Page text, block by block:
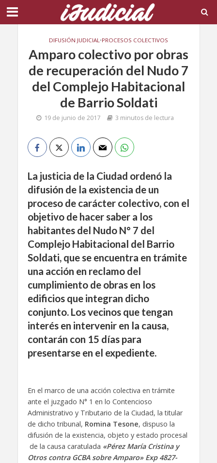
DIFUSIÓN JUDICIAL•PROCESOS COLECTIVOS
Amparo colectivo por obras
de recuperación del Nudo 7
del Complejo Habitacional
de Barrio Soldati
19 de junio de 2017 3 minutos de lectura
La justicia de la Ciudad ordenó la
difusión de la existencia de un
proceso de carácter colectivo, con el
objetivo de hacer saber a los
habitantes del Nudo N° 7 del
Complejo Habitacional del Barrio
Soldati, que se encuentra en trámite
una acción en reclamo del
cumplimiento de obras en los
edificios que integran dicho
conjunto. Los vecinos que tengan
interés en intervenir en la causa,
contarán con 15 días para
presentarse en el expediente.
En el marco de una acción colectiva en trámite
ante el juzgado N° 1 en lo Contencioso
Administrativo y Tributario de la Ciudad, la titular
de dicho tribunal, Romina Tesone, dispuso la
difusión de la existencia, objeto y estado procesal
de la causa caratulada «Pérez María Cristina y
Otros contra GCBA sobre Amparo» Exp 4827-